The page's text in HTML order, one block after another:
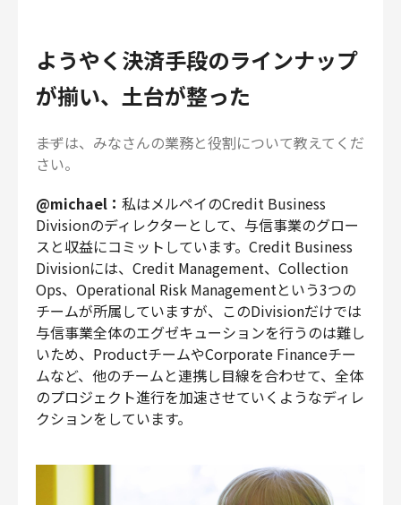
ようやく決済手段のラインナップ
が揃い、土台が整った
――まずは、みなさんの業務と役割について教えてくだ
さい。
@michael： 私はメルペイのCredit Business
Divisionのディレクターとして、与信事業のグロー
スと収益にコミットしています。Credit Business
Divisionには、Credit Management、Collection
Ops、Operational Risk Managementという3つの
チームが所属していますが、このDivisionだけでは
与信事業全体のエグゼキューションを行うのは難し
いため、ProductチームやCorporate Financeチー
ムなど、他のチームと連携し目線を合わせて、全体
のプロジェクト進行を加速させていくようなディレ
クションをしています。